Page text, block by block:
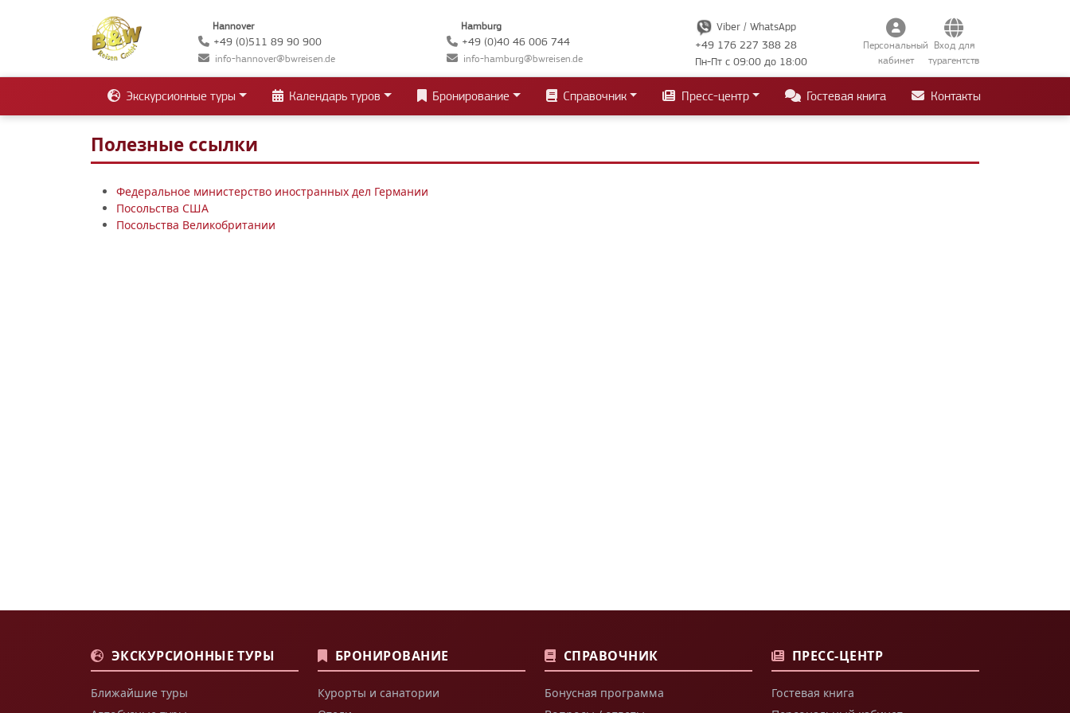
Hannover
+49 (0)511 89 90 900
info-hannover@bwreisen.de
Hamburg
+49 (0)40 46 006 744
info-hamburg@bwreisen.de
Viber / WhatsApp
+49 176 227 388 28
Пн-Пт с 09:00 до 18:00
Персональный
кабинет
Вход для
турагентств
Экскурсионные туры Календарь туров Бронирование Справочник Пресс-центр Гостевая книга Контакты
Полезные ссылки
Федеральное министерство иностранных дел Германии
Посольства США
Посольства Великобритании
ЭКСКУРСИОННЫЕ ТУРЫ
Ближайшие туры
БРОНИРОВАНИЕ
Курорты и санатории
СПРАВОЧНИК
Бонусная программа
ПРЕСС-ЦЕНТР
Гостевая книга